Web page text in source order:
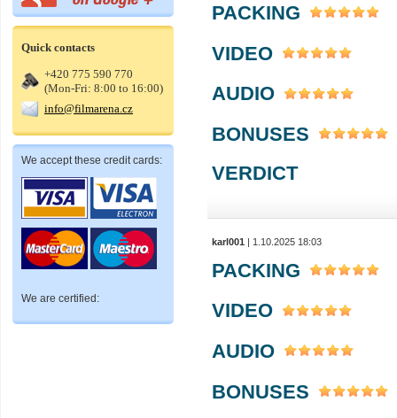
Quick contacts
+420 775 590 770
(Mon-Fri: 8:00 to 16:00)
info@filmarena.cz
We accept these credit cards:
We are certified:
PACKING
VIDEO
AUDIO
BONUSES
VERDICT
karl001 | 1.10.2025 18:03
PACKING
VIDEO
AUDIO
BONUSES